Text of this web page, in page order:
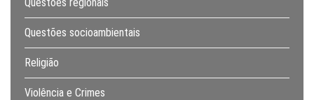
Questões socioambientais
Religião
Violência e Crimes